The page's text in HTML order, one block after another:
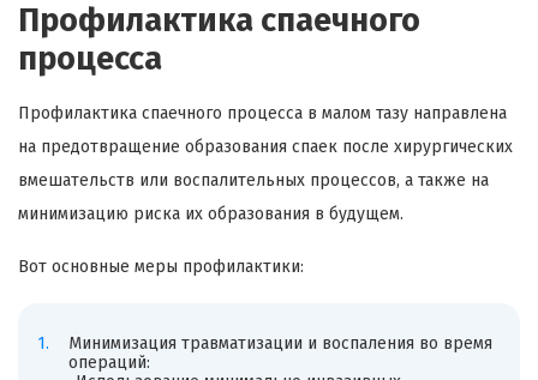
Профилактика спаечного
процесса
Профилактика спаечного процесса в малом тазу направлена
на предотвращение образования спаек после хирургических
вмешательств или воспалительных процессов, а также на
минимизацию риска их образования в будущем.
Вот основные меры профилактики:
Минимизация травматизации и воспаления во время
операций: